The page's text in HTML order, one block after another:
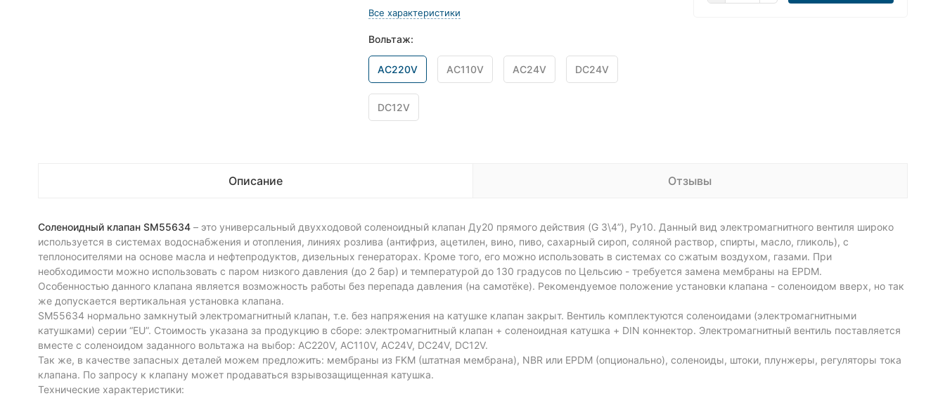
Все характеристики
Вольтаж:
AC220V AC110V AC24V DC24V
DC12V
Описание Отзывы
Соленоидный клапан SM55634– это универсальный двухходовой соленоидный клапан Ду20 прямого действия (G 3\4”), Ру10. Данный вид электромагнитного вентиля широко
используется в системах водоснабжения и отопления, линиях розлива (антифриз, ацетилен, вино, пиво, сахарный сироп, соляной раствор, спирты, масло, гликоль), с
теплоносителями на основе масла и нефтепродуктов, дизельных генераторах. Кроме того, его можно использовать в системах со сжатым воздухом, газами. При
необходимости можно использовать с паром низкого давления (до 2 бар) и температурой до 130 градусов по Цельсию - требуется замена мембраны на EPDM.
Особенностью данного клапана является возможность работы без перепада давления (на самотёке). Рекомендуемое положение установки клапана - соленоидом вверх, но так
же допускается вертикальная установка клапана.
SM55634 нормально замкнутый электромагнитный клапан, т.е. без напряжения на катушке клапан закрыт. Вентиль комплектуются соленоидами (электромагнитными
катушками) серии “EU”. Стоимость указана за продукцию в сборе: электромагнитный клапан + соленоидная катушка + DIN коннектор. Электромагнитный вентиль поставляется
вместе с соленоидом заданного вольтажа на выбор: AC220V, AC110V, AC24V, DC24V, DC12V.
Так же, в качестве запасных деталей можем предложить: мембраны из FKM (штатная мембрана), NBR или EPDM (опционально), соленоиды, штоки, плунжеры, регуляторы тока
клапана. По запросу к клапану может продаваться взрывозащищенная катушка.
Технические характеристики: